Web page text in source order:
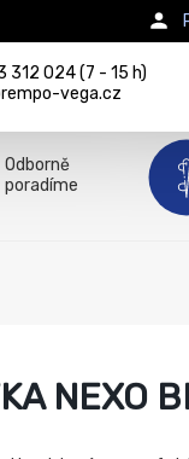
312 024 (7 - 15 h)
vega.cz
Odborně
poradíme
NEXO